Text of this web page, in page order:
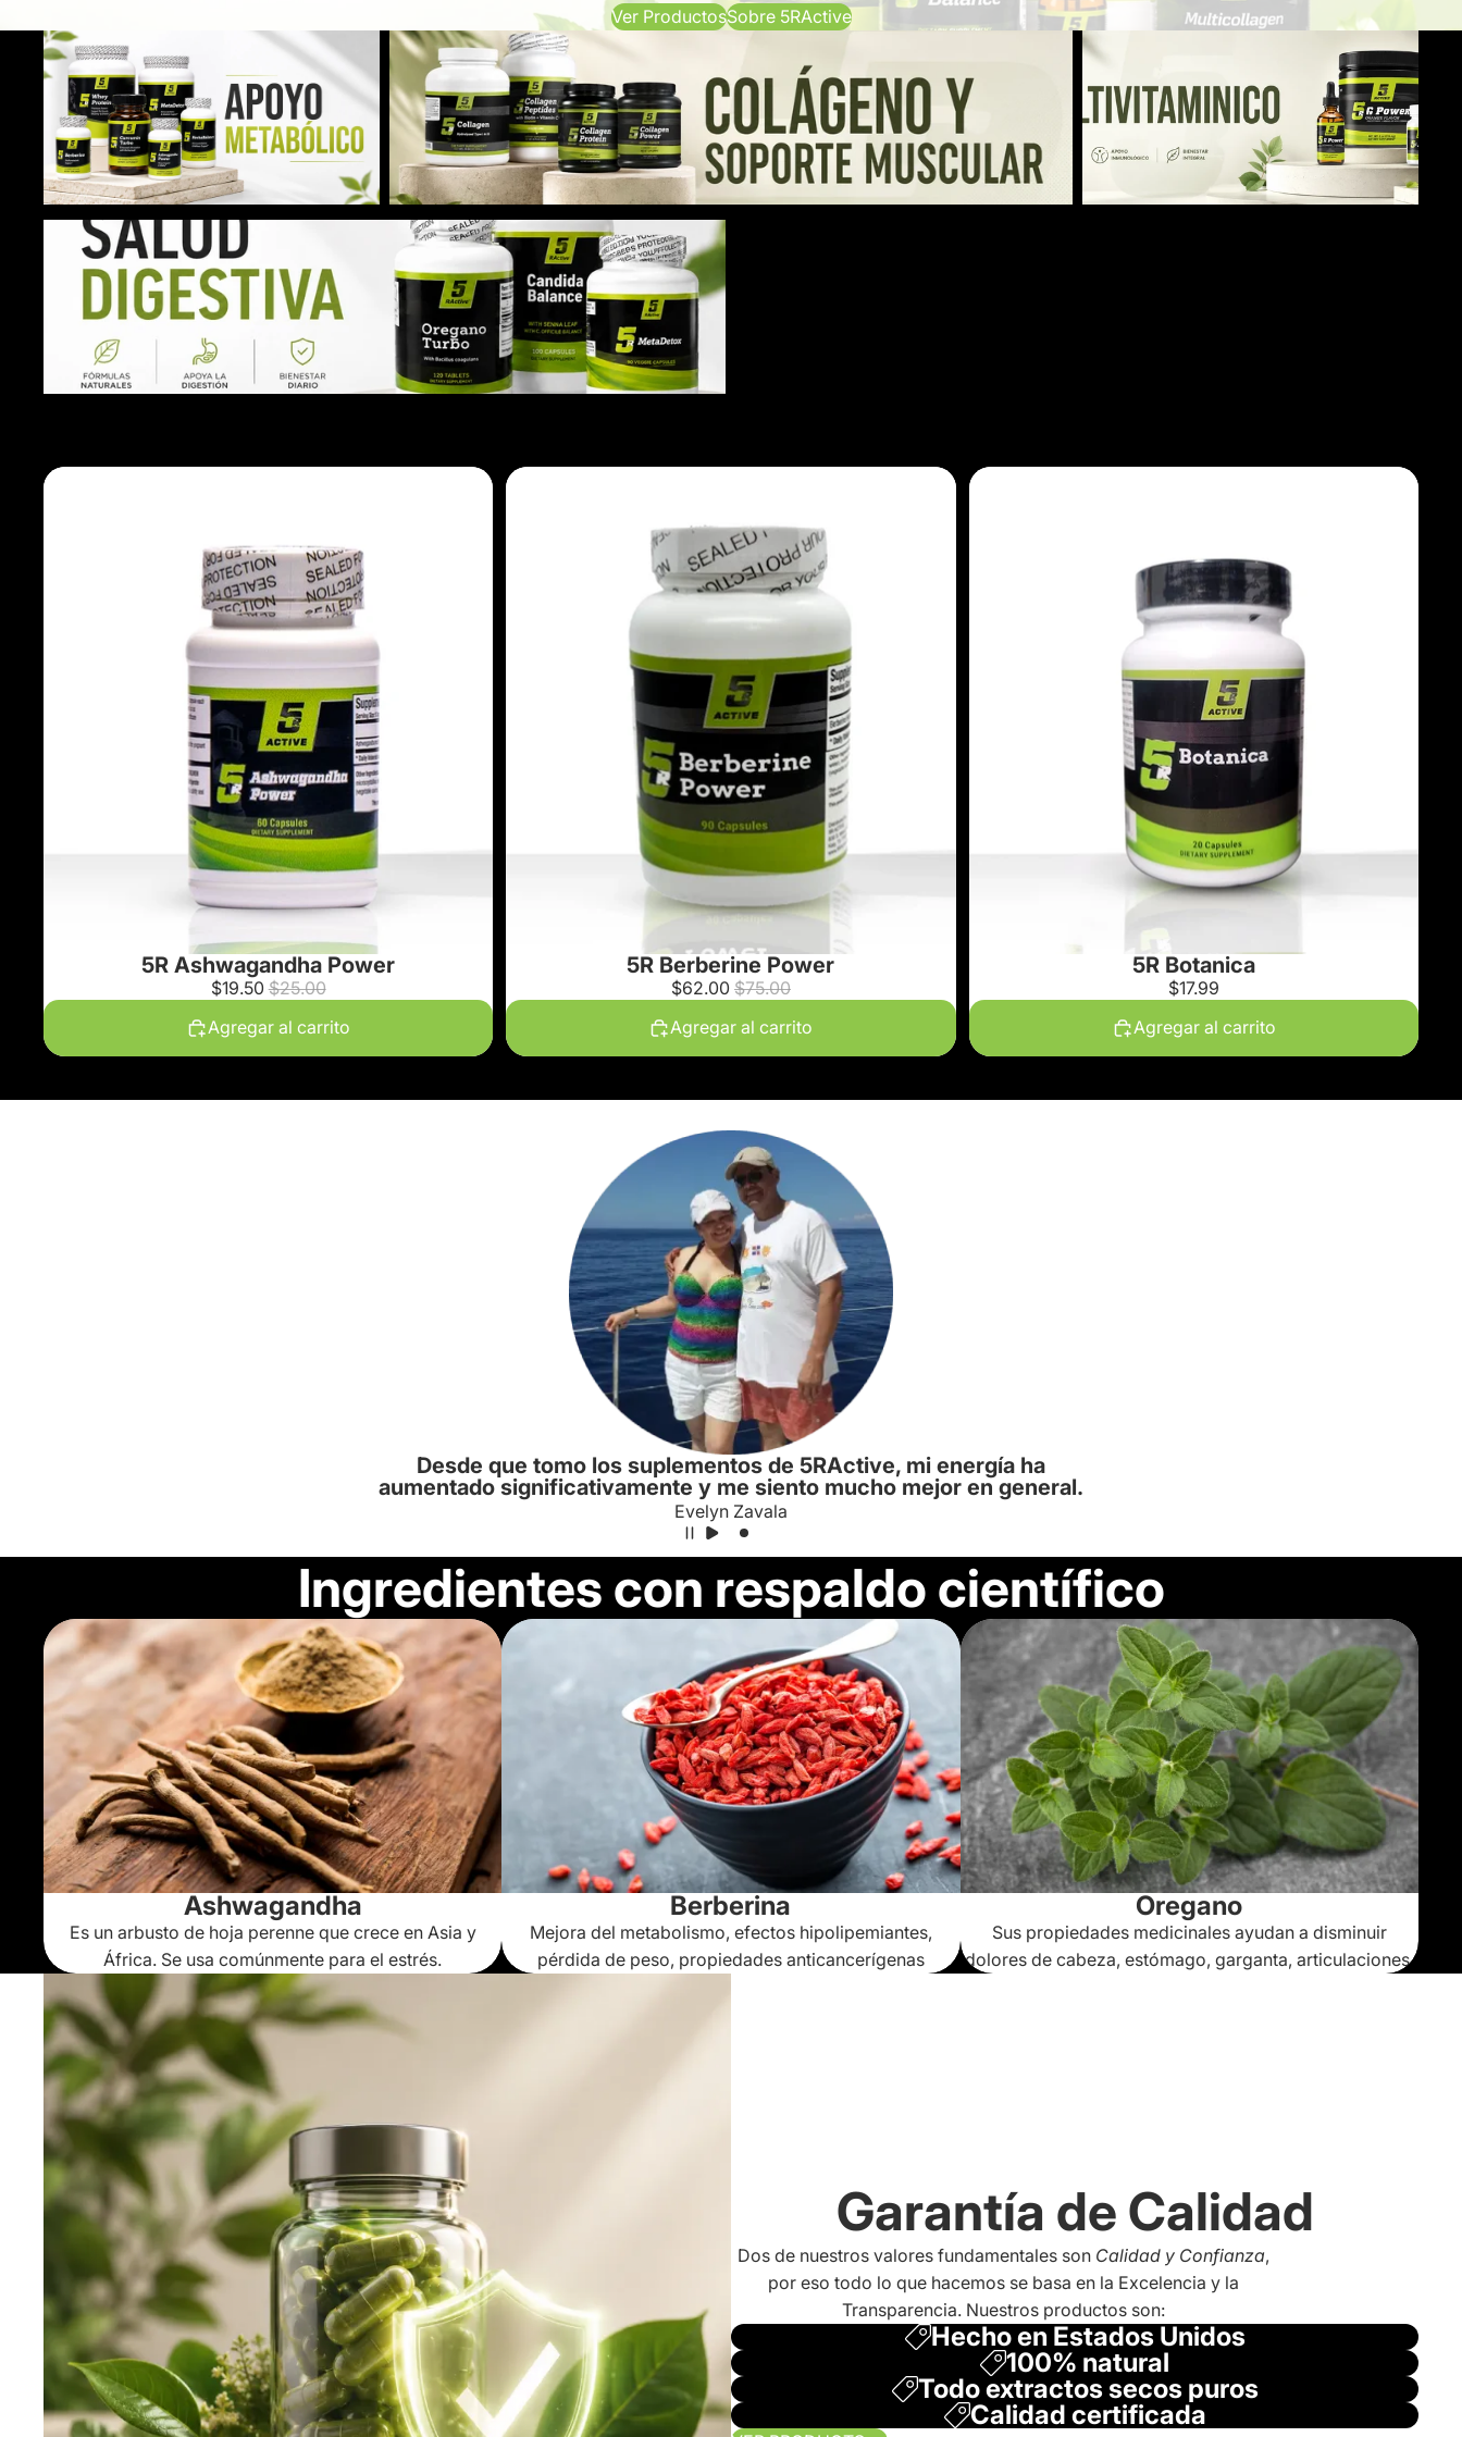
Ver ProductosSobre 5RActive
Apoyo Metabolico
Colágeno y Soporte Muscular Multivitamínicos
Salud Digestiva
5R Ashwagandha Power
$19.50 $25.00
Agregar al carrito
5R Berberine Power
$62.00 $75.00
Agregar al carrito
5R Botanica
$17.99
Agregar al carrito
Desde que tomo los suplementos de 5RActive, mi energía ha
aumentado significativamente y me siento mucho mejor en general.
Evelyn Zavala
Ingredientes con respaldo científico
Ashwagandha
Es un arbusto de hoja perenne que crece en Asia y
África. Se usa comúnmente para el estrés.
Berberina
Mejora del metabolismo, efectos hipolipemiantes,
pérdida de peso, propiedades anticancerígenas
Oregano
Sus propiedades medicinales ayudan a disminuir
dolores de cabeza, estómago, garganta, articulaciones.
Garantía de Calidad
Dos de nuestros valores fundamentales son Calidad y Confianza,
por eso todo lo que hacemos se basa en la Excelencia y la
Transparencia. Nuestros productos son:
Hecho en Estados Unidos
100% natural
Todo extractos secos puros
Calidad certificada